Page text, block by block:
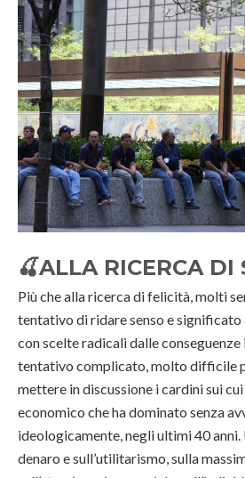
🍒ALLA RICERCA DI
Più che alla ricerca di felicità, molti
tentativo di ridare senso e significato
con scelte radicali dalle
tentativo complicato, molto difficile
mettere in discussione i cardini sui
economico che ha dominato senza
ideologicamente, negli ultimi 40
denaro e sull’utilitarismo, sulla